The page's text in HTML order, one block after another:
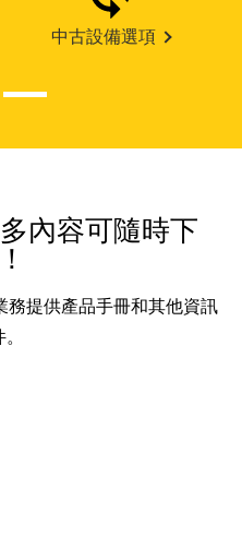
中古設備選項
內容可隨時下
提供產品手冊和其他資訊